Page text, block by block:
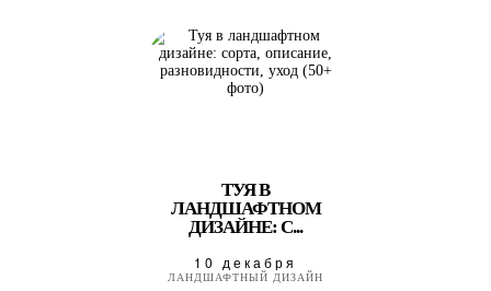
ТУЯ В
ЛАНДШАФТНОМ
ДИЗАЙНЕ: С...
10 декабря
ЛАНДШАФТНЫЙ ДИЗАЙН